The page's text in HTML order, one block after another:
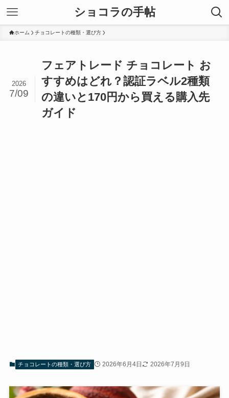
ショコラの手帖
ホーム チョコレートの種類・選び方
フェアトレード チョコレート お
すすめはどれ？認証ラベル2種類
の違いと170円から買える購入先
ガイド
2026
7/09
チョコレートの種類・選び方 2026年6月4日 2026年7月9日